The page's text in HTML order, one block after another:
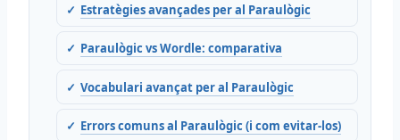
Estratègies avançades per al Paraulògic
Paraulògic vs Wordle: comparativa
Vocabulari avançat per al Paraulògic
Errors comuns al Paraulògic (i com evitar-los)